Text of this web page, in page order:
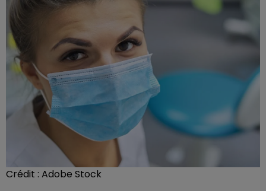
Crédit : Adobe Stock